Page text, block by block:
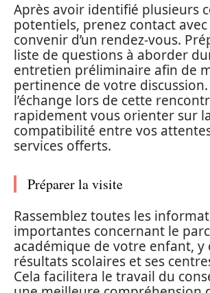
Après avoir identifié plusieurs
potentiels, prenez contact
convenir d’un rendez-vous.
liste de questions à aborder
entretien préliminaire afin de
pertinence de votre
l’échange lors de cette
rapidement vous orienter sur
compatibilité entre vos
services offerts.
Préparer la visite
Rassemblez toutes les
importantes concernant le
académique de votre enfant, y
résultats scolaires et ses
Cela facilitera le travail du